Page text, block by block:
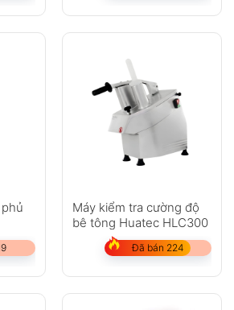
Máy kiểm tra cường độ
bê tông Huatec HLC300
Đã bán 224